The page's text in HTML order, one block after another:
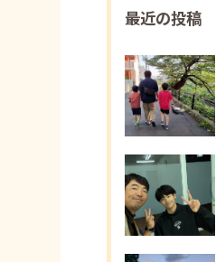
最近の投稿